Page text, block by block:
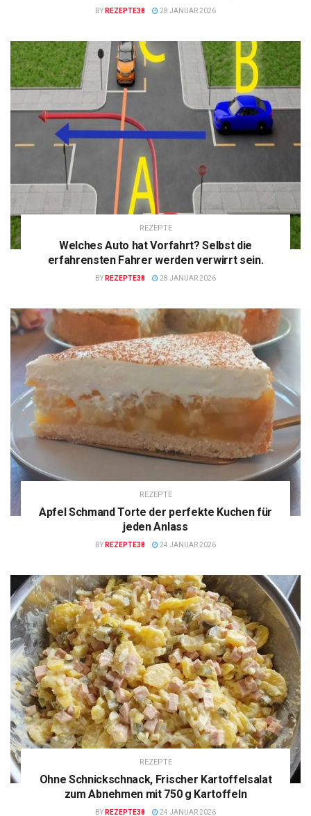
BY REZEPTE38 28 JANUAR 2026
REZEPTE
Welches Auto hat Vorfahrt? Selbst die
erfahrensten Fahrer werden verwirrt sein.
BY REZEPTE38 28 JANUAR 2026
REZEPTE
Apfel Schmand Torte der perfekte Kuchen für
jeden Anlass
BY REZEPTE38 24 JANUAR 2026
REZEPTE
Ohne Schnickschnack, Frischer Kartoffelsalat
zum Abnehmen mit 750 g Kartoffeln
BY REZEPTE38 24 JANUAR 2026